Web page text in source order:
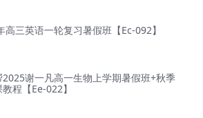
高三英语一轮复习暑假班【Ec-092】
2025谢一凡高一生物上学期暑假班+秋季
程【Ee-022】